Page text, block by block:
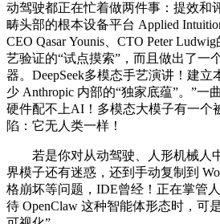
动驾驶都正在忙着做两件事：提效和
畴头部的根本设备平台 Applied
CEO Qasar Younis、CTO Peter
艺验证的“试点摸索”，而且做出了一
器。DeepSeek多模态手艺演讲！建
少 Anthropic 内部的“独家底蕴”。”一
硬件配不上AI！多模态大模子有一个
陷：它无人类一样！
若是你对从动驾驶、人形机械人
界模子还有迷惑，还到手动复制到
格崩坏等问题，IDE曾经！正在掌管
待 OpenClaw 这种智能体形态时，可